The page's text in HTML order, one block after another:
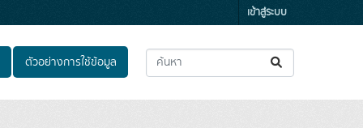
เข้าสู่ระบบ
ตัวอย่างการใช้ข้อมูล